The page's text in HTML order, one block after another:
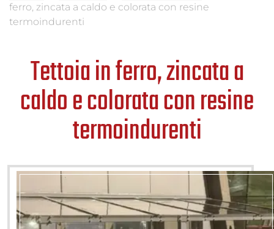
ferro, zincata a caldo e colorata con resine
termoindurenti
Tettoia in ferro, zincata a
caldo e colorata con resine
termoindurenti